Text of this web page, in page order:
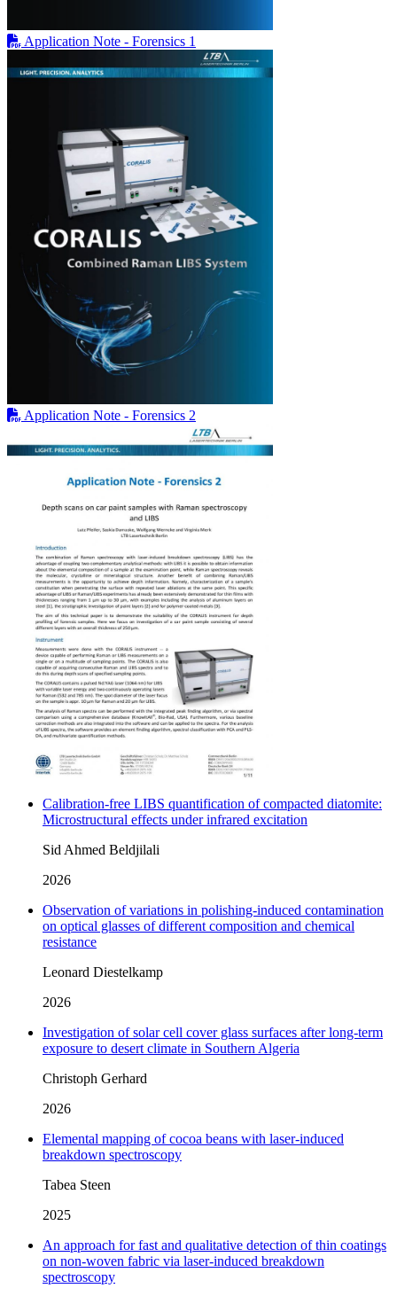
Application Note - Forensics 1
Application Note - Forensics 2
Calibration-free LIBS quantification of compacted diatomite:
Microstructural effects under infrared excitation
Sid Ahmed Beldjilali
2026
Observation of variations in polishing-induced contamination
on optical glasses of different composition and chemical
resistance
Leonard Diestelkamp
2026
Investigation of solar cell cover glass surfaces after long-term
exposure to desert climate in Southern Algeria
Christoph Gerhard
2026
Elemental mapping of cocoa beans with laser-induced
breakdown spectroscopy
Tabea Steen
2025
An approach for fast and qualitative detection of thin coatings
on non-woven fabric via laser-induced breakdown
spectroscopy